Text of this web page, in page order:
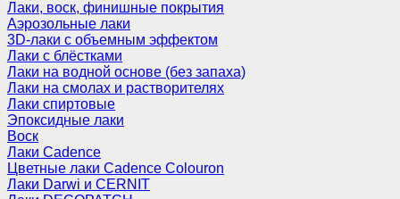
Лаки, воск, финишные покрытия
Аэрозольные лаки
3D-лаки с объемным эффектом
Лаки с блёстками
Лаки на водной основе (без запаха)
Лаки на смолах и растворителях
Лаки спиртовые
Эпоксидные лаки
Воск
Лаки Cadence
Цветные лаки Cadence Colouron
Лаки Darwi и CERNIT